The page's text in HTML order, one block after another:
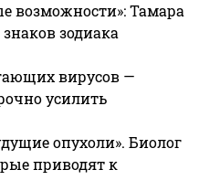
возможности»: Тамара
зодиака
вирусов —
усилить
опухоли». Биолог
приводят к